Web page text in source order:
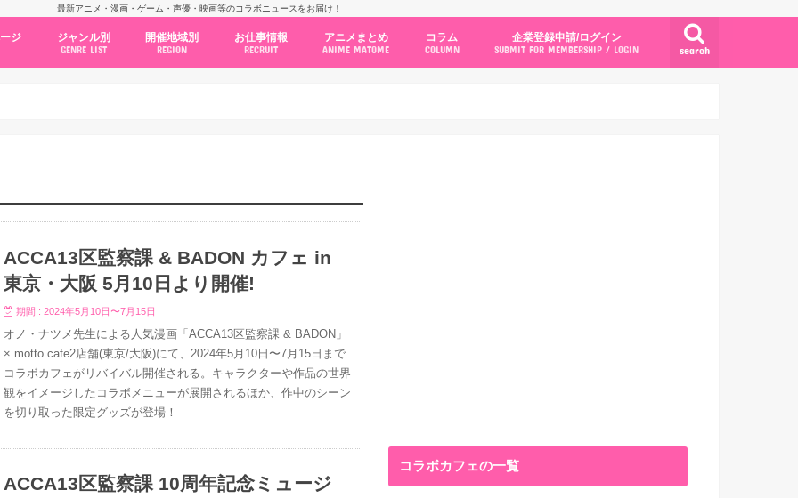
最新アニメ・漫画・ゲーム・声優・映画等のコラボニュースをお届け！
search
ジ ジャンル別
GENRE LIST
開催地域別
REGION
お仕事情報
RECRUIT
アニメまとめ
ANIME MATOME
コラム
COLUMN
企業登録申請/ログイン
SUBMIT FOR MEMBERSHIP / LOGIN
ACCA13区監察課 & BADON カフェ in
東京・大阪 5月10日より開催!
期間 : 2024年5月10日〜7月15日
オノ・ナツメ先生による人気漫画「ACCA13区監察課 & BADON」
× motto cafe2店舗(東京/大阪)にて、2024年5月10日〜7月15日まで
コラボカフェがリバイバル開催される。キャラクターや作品の世界
観をイメージしたコラボメニューが展開されるほか、作中のシーン
を切り取った限定グッズが登場！
ACCA13区監察課 10周年記念ミュージ
コラボカフェの一覧